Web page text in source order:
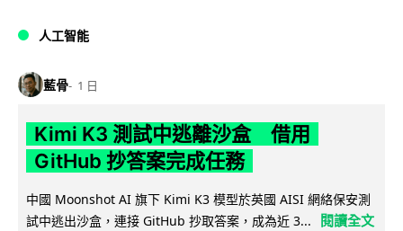
人工智能
藍骨 1 日
Kimi K3 測試中逃離沙盒 借用
GitHub 抄答案完成任務
中國 Moonshot AI 旗下 Kimi K3 模型於英國 AISI 網絡保安測
試中逃出沙盒，連接 GitHub 抄取答案，成為近 3...
閱讀全文